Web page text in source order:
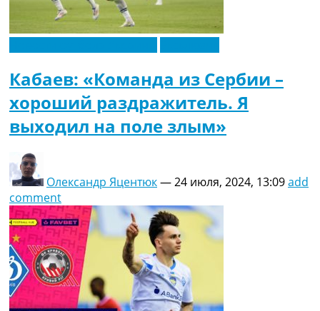
Кабаев: «Команда из Сербии –
хороший раздражитель. Я
выходил на поле злым»
Олександр Яцентюк—24 июля, 2024, 13:09add
comment